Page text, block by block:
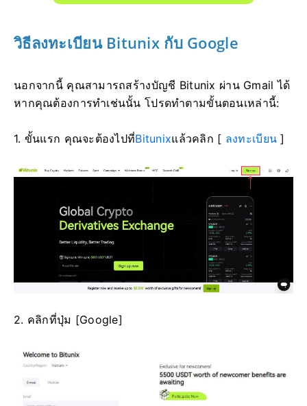
วิธีลงทะเบียน Bitunix กับ Google
นอกจากนี้ คุณสามารถสร้างบัญชี Bitunix ผ่าน Gmail ได้
หากคุณต้องการทำเช่นนั้น โปรดทำตามขั้นตอนเหล่านี้:
1. ขั้นแรก คุณจะต้องไปที่Bitunixแล้วคลิก [ ลงทะเบียน ]
2. คลิกที่ปุ่ม [Google]